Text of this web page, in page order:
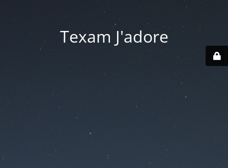
Texam J'adore